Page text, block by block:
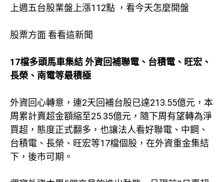
上週五台股業盤上漲112點 ，看今天怎麼開盤
股票方面 看看這新聞
17檔多頭馬車集結 外資回補聯電、台積電、旺宏、
長榮、南電等最積極
外資回心轉意，連2天回補台股已達213.55億元，本
周累計賣超金額縮至25.35億元，隨下周有望轉為淨
買超，態度正式翻多，也讓法人看好聯電、中鋼、
台積電、長榮、旺宏等17檔個股，在外資重金集結
下，後市可期。